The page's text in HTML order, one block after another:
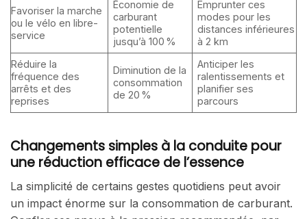
Favoriser la marche
ou le vélo en libre-
service
Économie de
carburant
potentielle
jusqu’à 100 %
Emprunter ces
modes pour les
distances inférieures
à 2 km
Réduire la
fréquence des
arrêts et des
reprises
Diminution de la
consommation
de 20 %
Anticiper les
ralentissements et
planifier ses
parcours
Changements simples à la conduite pour
une réduction efficace de l’essence
La simplicité de certains gestes quotidiens peut avoir
un impact énorme sur la consommation de carburant.